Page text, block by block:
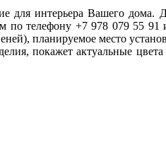
для интерьера Вашего
по телефону +7 978 079 55
планируемое место
покажет актуальные